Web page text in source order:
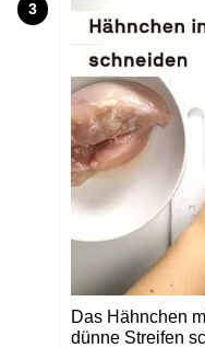
3
Das Hähnchen
dünne Streifen